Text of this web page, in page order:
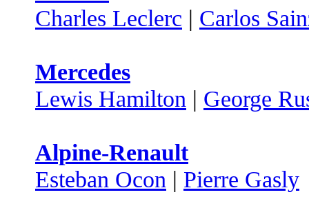
Charles Leclerc | Carlos
Mercedes
Lewis Hamilton | George
Alpine-Renault
Esteban Ocon | Pierre Gasly